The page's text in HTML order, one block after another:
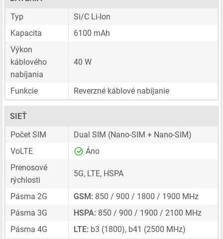
Typ
Si/C Li-Ion
Kapacita
6100 mAh
Výkon
káblového
nabíjania
40 W
Funkcie Reverzné káblové nabíjanie
SIEŤ
Počet SIM
Dual SIM (Nano-SIM + Nano-SIM)
VoLTE
Áno
Prenosové
rýchlosti
5G, LTE, HSPA
Pásma 2G GSM: 850 / 900 / 1800 / 1900 MHz
Pásma 3G
HSPA: 850 / 900 / 1900 / 2100 MHz
Pásma 4G
LTE: b3 (1800), b41 (2500 MHz)